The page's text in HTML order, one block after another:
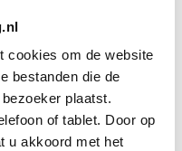
cookies om de website
bestanden die de
plaatst.
of tablet. Door op
u akkoord met het
groener te
de gemeente